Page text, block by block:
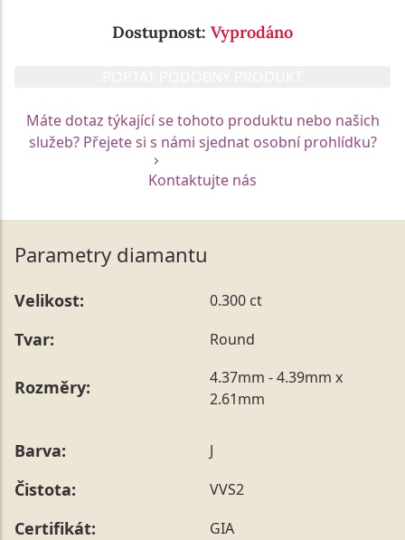
Dostupnost: Vyprodáno
Máte dotaz týkající se tohoto produktu nebo našich
služeb? Přejete si s námi sjednat osobní prohlídku?
Kontaktujte nás
Parametry diamantu
Velikost: 0.300 ct
Tvar: Round
Rozměry:
4.37mm - 4.39mm x
2.61mm
Barva: J
Čistota: VVS2
Certifikát: GIA